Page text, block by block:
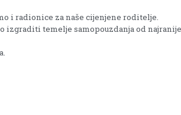
i radionice za naše cijenjene roditelje.
izgraditi temelje samopouzdanja od